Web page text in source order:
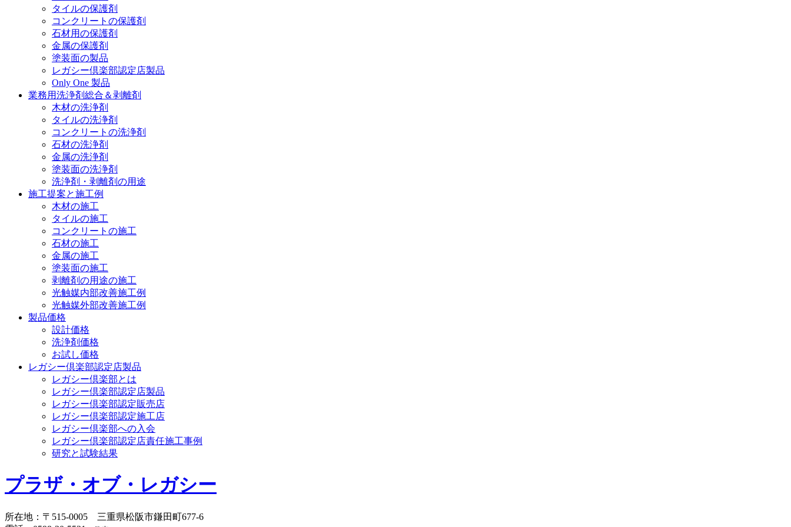
タイルの保護剤
コンクリートの保護剤
石材用の保護剤
金属の保護剤
塗装面の製品
レガシー倶楽部認定店製品
Only One 製品
業務用洗浄剤総合＆剥離剤
木材の洗浄剤
タイルの洗浄剤
コンクリートの洗浄剤
石材の洗浄剤
金属の洗浄剤
塗装面の洗浄剤
洗浄剤・剥離剤の用途
施工提案と施工例
木材の施工
タイルの施工
コンクリートの施工
石材の施工
金属の施工
塗装面の施工
剥離剤の用途の施工
光触媒内部改善施工例
光触媒外部改善施工例
製品価格
設計価格
洗浄剤価格
お試し価格
レガシー倶楽部認定店製品
レガシー倶楽部とは
レガシー倶楽部認定店製品
レガシー倶楽部認定販売店
レガシー倶楽部認定施工店
レガシー倶楽部への入会
レガシー倶楽部認定店責任施工事例
研究と試験結果
プラザ・オブ・レガシー
所在地 ： 〒515-0005 三重県松阪市鎌田町677-6